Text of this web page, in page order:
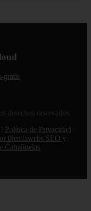
gratis
derechos reservados.
Política de Privacidad
0lemiswebs SEO y
Cabañuelas